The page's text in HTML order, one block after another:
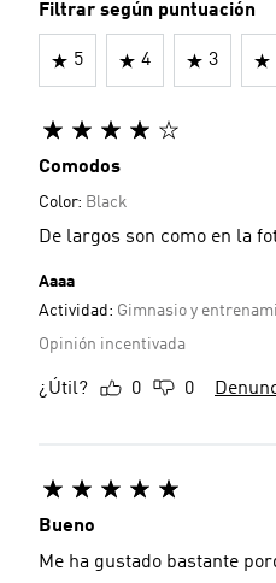
Filtrar según puntuación
5 4 3
Comodos
Color: Black
De largos son como en la
Aaaa
Actividad: Gimnasio y
Opinión incentivada
¿Útil? 0 0
Bueno
Me ha gustado bastante